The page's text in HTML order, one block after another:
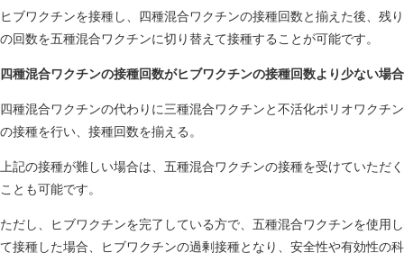
ヒブワクチンを接種し、四種混合ワクチンの接種回数と揃えた後、残り
の回数を五種混合ワクチンに切り替えて接種することが可能です。
四種混合ワクチンの接種回数がヒブワクチンの接種回数より少ない場合
四種混合ワクチンの代わりに三種混合ワクチンと不活化ポリオワクチン
の接種を行い、接種回数を揃える。
上記の接種が難しい場合は、五種混合ワクチンの接種を受けていただく
ことも可能です。
ただし、ヒブワクチンを完了している方で、五種混合ワクチンを使用し
て接種した場合、ヒブワクチンの過剰接種となり、安全性や有効性の科